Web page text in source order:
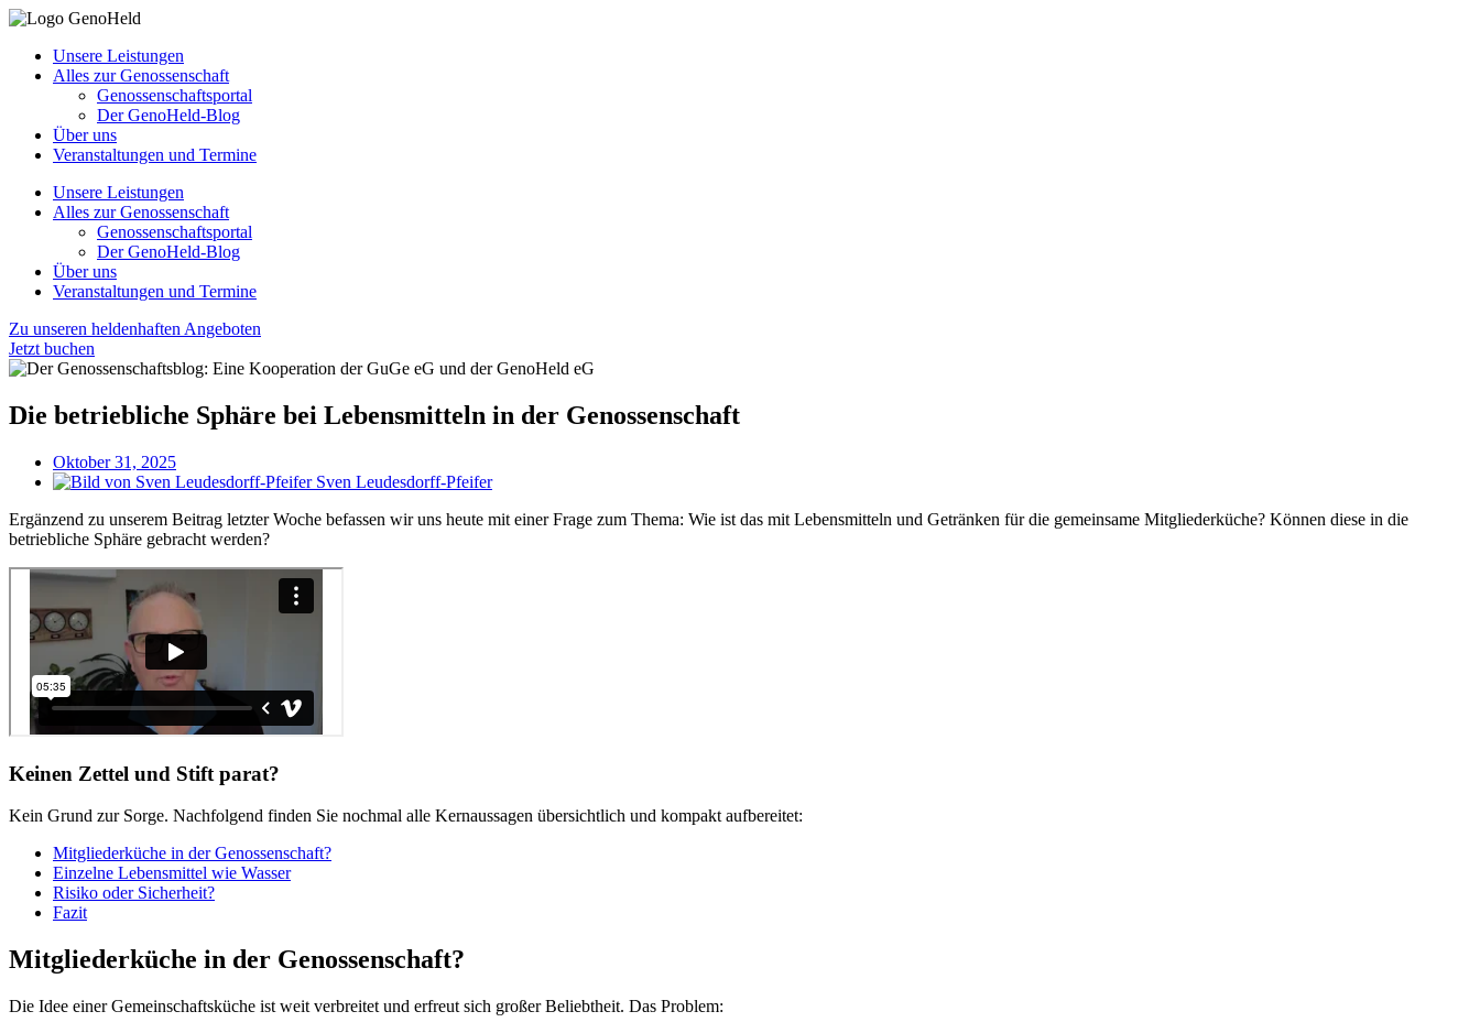
Unsere Leistungen
Alles zur Genossenschaft
Genossenschaftsportal
Der GenoHeld-Blog
Über uns
Veranstaltungen und Termine
Unsere Leistungen
Alles zur Genossenschaft
Genossenschaftsportal
Der GenoHeld-Blog
Über uns
Veranstaltungen und Termine
Zu unseren heldenhaften Angeboten
Jetzt buchen
Die betriebliche Sphäre bei Lebensmitteln in der Genossenschaft
Oktober 31, 2025
Sven Leudesdorff-Pfeifer
Ergänzend zu unserem Beitrag letzter Woche befassen wir uns heute mit einer Frage zum Thema: Wie ist das mit Lebensmitteln und Getränken für die gemeinsame Mitgliederküche? Können diese in die
betriebliche Sphäre gebracht werden?
Keinen Zettel und Stift parat?
Kein Grund zur Sorge. Nachfolgend finden Sie nochmal alle Kernaussagen übersichtlich und kompakt aufbereitet:
Mitgliederküche in der Genossenschaft?
Einzelne Lebensmittel wie Wasser
Risiko oder Sicherheit?
Fazit
Mitgliederküche in der Genossenschaft?
Die Idee einer Gemeinschaftsküche ist weit verbreitet und erfreut sich großer Beliebtheit. Das Problem: